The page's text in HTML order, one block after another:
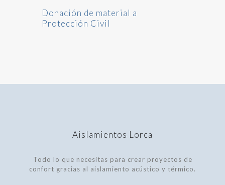
Donación de material a
Protección Civil
Aislamientos Lorca
Todo lo que necesitas para crear proyectos de
confort gracias al aislamiento acústico y térmico.